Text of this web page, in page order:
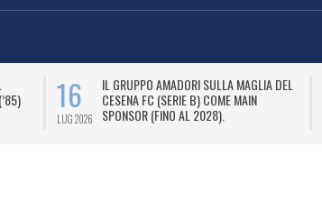
16
LUG 2026
IL GRUPPO AMADORI SULLA MAGLIA DEL
CESENA FC (SERIE B) COME MAIN
SPONSOR (FINO AL 2028).